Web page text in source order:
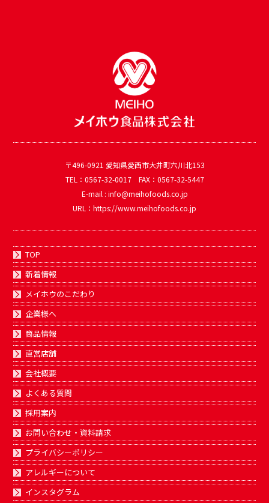
〒496-0921 愛知県愛西市大井町六川北153
TEL：0567-32-0017 FAX：0567-32-5447
E-mail : info@meihofoods.co.jp
URL：https://www.meihofoods.co.jp
TOP
新着情報
メイホウのこだわり
企業様へ
商品情報
直営店舗
会社概要
よくある質問
採用案内
お問い合わせ・資料請求
プライバシーポリシー
アレルギーについて
インスタグラム